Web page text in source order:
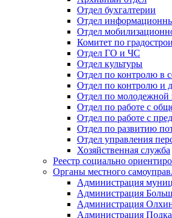
Отдел бухгалтерии
Отдел
Отдел
Комитет по
Отдел ГО и ЧС
Отдел культуры
Отдел по контролю в
Отдел по контролю и
Отдел по молодежной
Отдел по работе с
Отдел по работе с
Отдел по развитию
Отдел управления
Хозяйственная служба
Реестр социально
Органы местного
Администрация
Администрация
Администрация
Администрация